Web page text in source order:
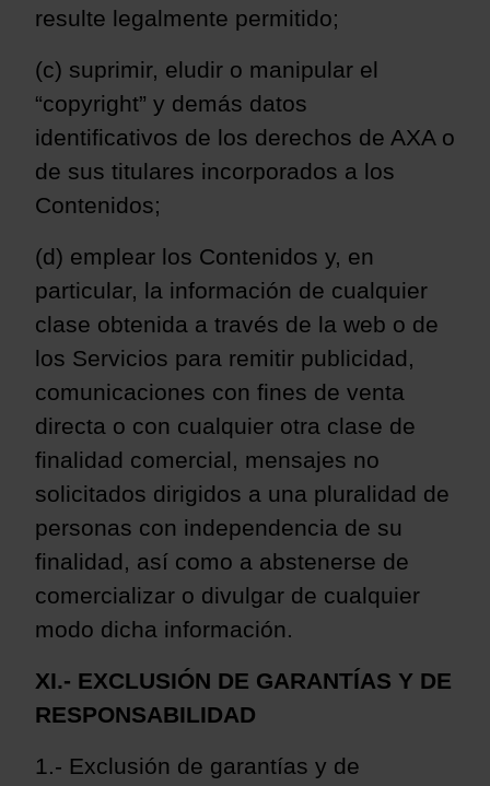
resulte legalmente permitido;
(c) suprimir, eludir o manipular el
“copyright” y demás datos
identificativos de los derechos de AXA o
de sus titulares incorporados a los
Contenidos;
(d) emplear los Contenidos y, en
particular, la información de cualquier
clase obtenida a través de la web o de
los Servicios para remitir publicidad,
comunicaciones con fines de venta
directa o con cualquier otra clase de
finalidad comercial, mensajes no
solicitados dirigidos a una pluralidad de
personas con independencia de su
finalidad, así como a abstenerse de
comercializar o divulgar de cualquier
modo dicha información.
XI.- EXCLUSIÓN DE GARANTÍAS Y DE
RESPONSABILIDAD
1.- Exclusión de garantías y de